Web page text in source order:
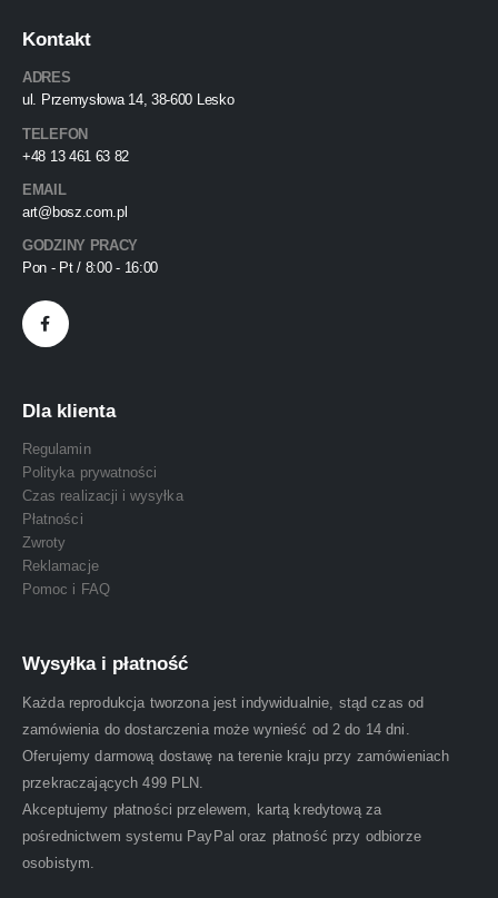
Kontakt
ADRES
ul. Przemysłowa 14, 38-600 Lesko
TELEFON
+48 13 461 63 82
EMAIL
art@bosz.com.pl
GODZINY PRACY
Pon - Pt / 8:00 - 16:00
Dla klienta
Regulamin
Polityka prywatności
Czas realizacji i wysyłka
Płatności
Zwroty
Reklamacje
Pomoc i FAQ
Wysyłka i płatność
Każda reprodukcja tworzona jest indywidualnie, stąd czas od
zamówienia do dostarczenia może wynieść od 2 do 14 dni.
Oferujemy darmową dostawę na terenie kraju przy zamówieniach
przekraczających 499 PLN.
Akceptujemy płatności przelewem, kartą kredytową za
pośrednictwem systemu PayPal oraz płatność przy odbiorze
osobistym.